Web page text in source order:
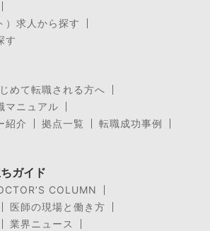
）求人から探す
す
めて転職される方へ
マニュアル
紹介
拠点一覧
転職成功事例
ガイド
COLUMN
医師の現場と働き方
業界ニュース